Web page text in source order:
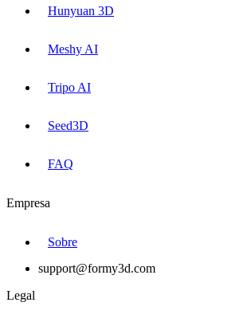
Hunyuan 3D
Meshy AI
Tripo AI
Seed3D
FAQ
Empresa
Sobre
support@formy3d.com
Legal